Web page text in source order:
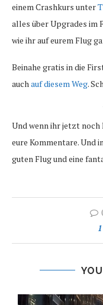
einem Crashkurs unter
alles über Upgrades im
wie ihr auf eurem Flug
Beinahe gratis in die
auchauf diesem Weg.
Und wenn ihr jetzt noch
eure Kommentare. Und
guten Flug und eine
1